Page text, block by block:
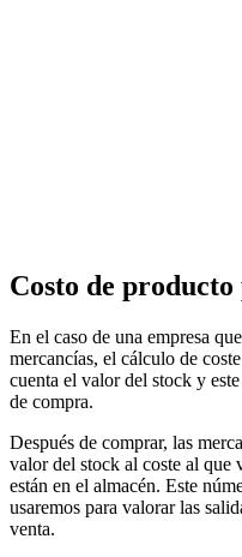
Costo de
En el caso de una empresa
mercancías, el cálculo de
cuenta el valor del stock y
de compra.
Después de comprar, las
valor del stock al coste al que
están en el almacén. Este
usaremos para valorar las
venta.